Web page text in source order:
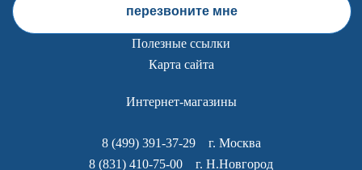
перезвоните мне
Полезные ссылки
Карта сайта
Интернет-магазины
8 (499) 391-37-29г. Москва
8 (831) 410-75-00 г. Н.Новгород